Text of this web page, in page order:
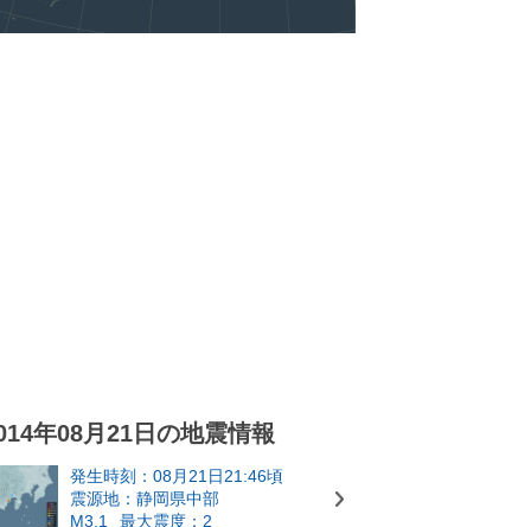
年08月21日の地震情報
発生時刻：08月21日21:46頃
震源地：静岡県中部
M3.1
最大震度：2